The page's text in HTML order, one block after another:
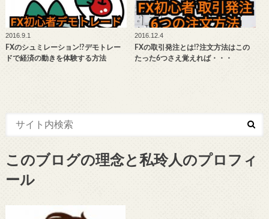
2016.9.1
FXのシュミレーション!?デモトレー
ドで経済の動きを体験する方法
2016.12.4
FXの取引発注とは!?注文方法はこの
たった6つさえ覚えれば・・・
このブログの理念と私玲人のプロフィ
ール